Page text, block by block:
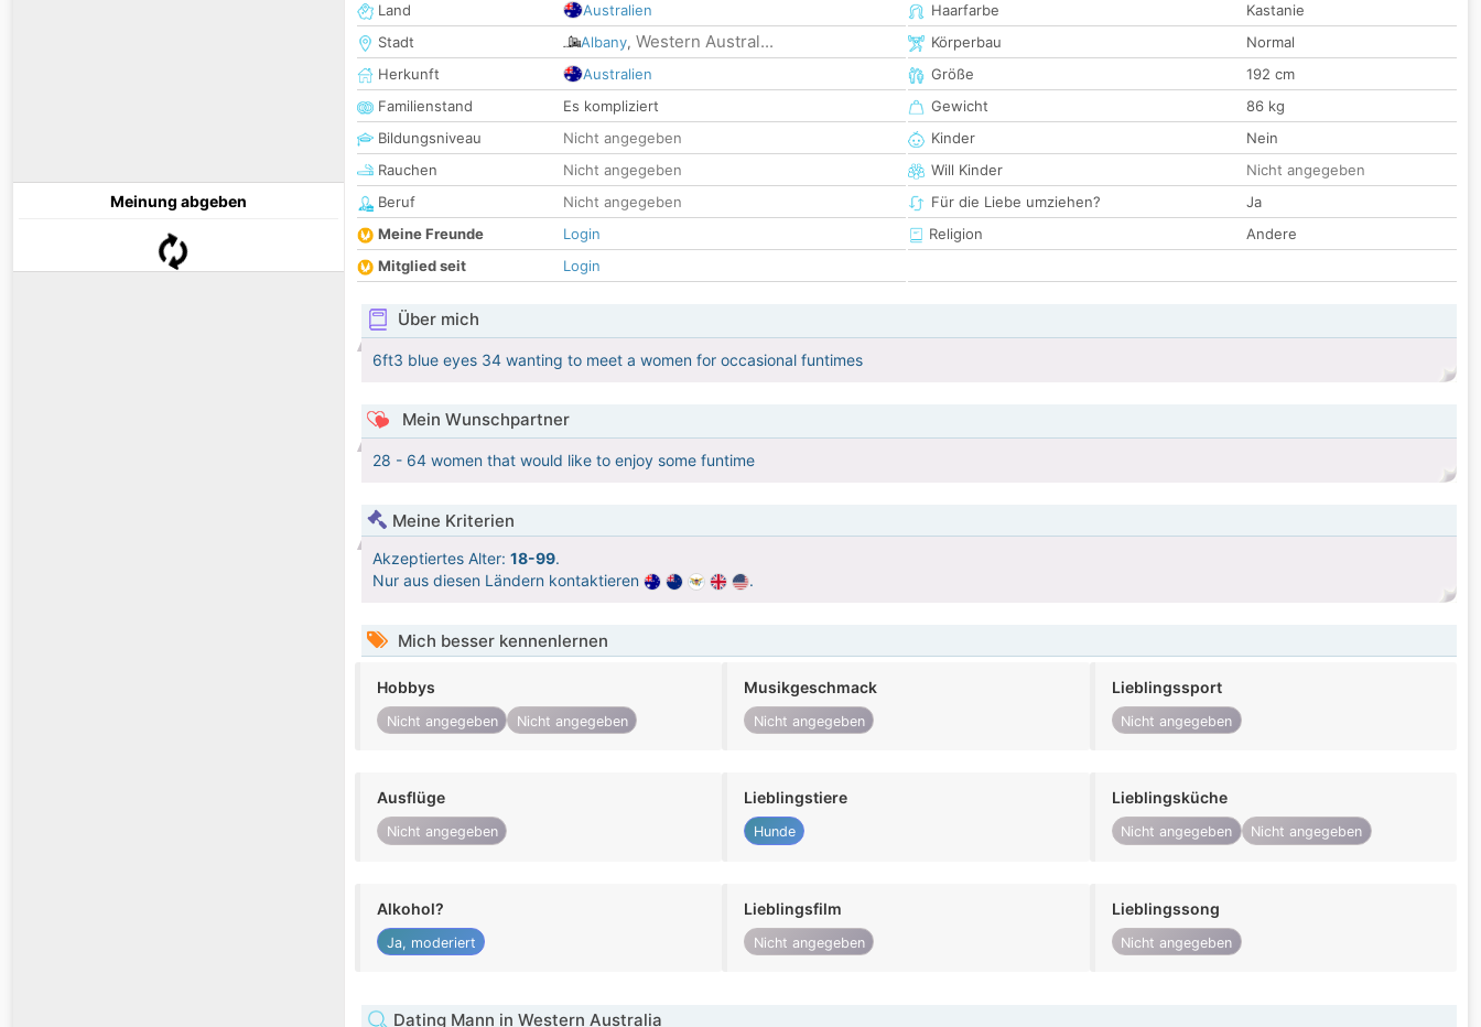
Meinung abgeben
Land
Australien
Stadt
Albany, Western Austral...
Herkunft
Australien
Familienstand
Es kompliziert
Bildungsniveau
Nicht angegeben
Rauchen
Nicht angegeben
Beruf
Nicht angegeben
Meine Freunde
Login
Mitglied seit
Login
Haarfarbe
Kastanie
Körperbau
Normal
Größe
192 cm
Gewicht
86 kg
Kinder
Nein
Will Kinder
Nicht angegeben
Für die Liebe umziehen?
Ja
Religion
Andere
Über mich
6ft3 blue eyes 34 wanting to meet a women for occasional funtimes
Mein Wunschpartner
28 - 64 women that would like to enjoy some funtime
Meine Kriterien
Akzeptiertes Alter: 18-99.
Nur aus diesen Ländern kontaktieren
.
Mich besser kennenlernen
Hobbys
Nicht angegeben Nicht angegeben
Musikgeschmack
Nicht angegeben
Lieblingssport
Nicht angegeben
Ausflüge
Nicht angegeben
Lieblingstiere
Hunde
Lieblingsküche
Nicht angegeben Nicht angegeben
Alkohol?
Ja, moderiert
Lieblingsfilm
Nicht angegeben
Lieblingssong
Nicht angegeben
Dating Mann in Western Australia